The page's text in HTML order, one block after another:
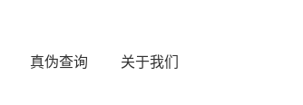
真伪查询 关于我们